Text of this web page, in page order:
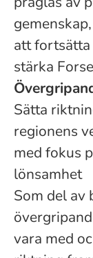
att fortsätta
stärka
Sätta
regionens
med fokus
lönsamhet
Som del av
vara med